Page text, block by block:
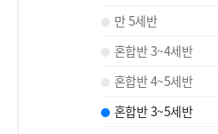
만 5세반
혼합반 3~4세반
혼합반 4~5세반
혼합반 3~5세반